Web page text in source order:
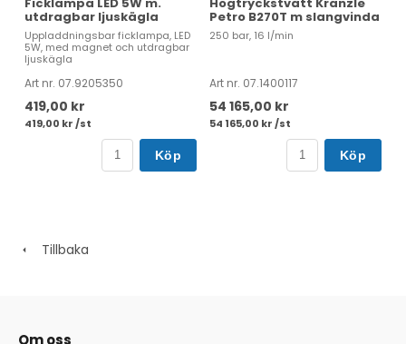
utdragbar ljuskägla
Uppladdningsbar ficklampa, LED
5W, med magnet och utdragbar
ljuskägla
Art nr. 07.9205350
419,00 kr
419,00 kr /st
Köp
Petro B270T m slangvinda
250 bar, 16 l/min
Art nr. 07.1400117
54 165,00 kr
54 165,00 kr /st
Köp
Tillbaka
Om oss